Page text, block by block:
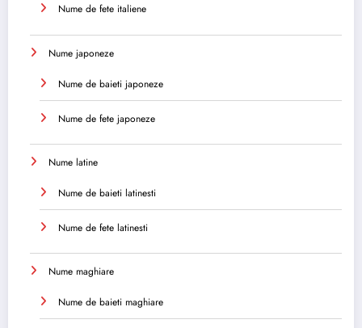
Nume de fete italiene
Nume japoneze
Nume de baieti japoneze
Nume de fete japoneze
Nume latine
Nume de baieti latinesti
Nume de fete latinesti
Nume maghiare
Nume de baieti maghiare